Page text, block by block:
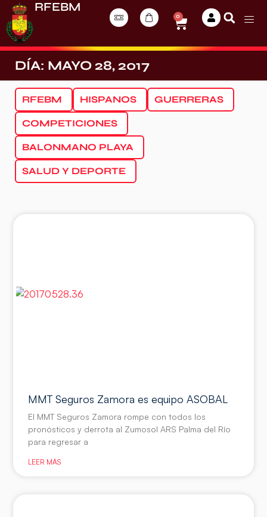
RFEBM
0
DÍA: MAYO 28, 2017
RFEBM HISPANOS GUERRERAS
COMPETICIONES
BALONMANO PLAYA
SALUD Y DEPORTE
MMT Seguros Zamora es equipo ASOBAL
El MMT Seguros Zamora rompe con todos los
pronósticos y derrota al Zumosol ARS Palma del Río
para regresar a
LEER MÁS